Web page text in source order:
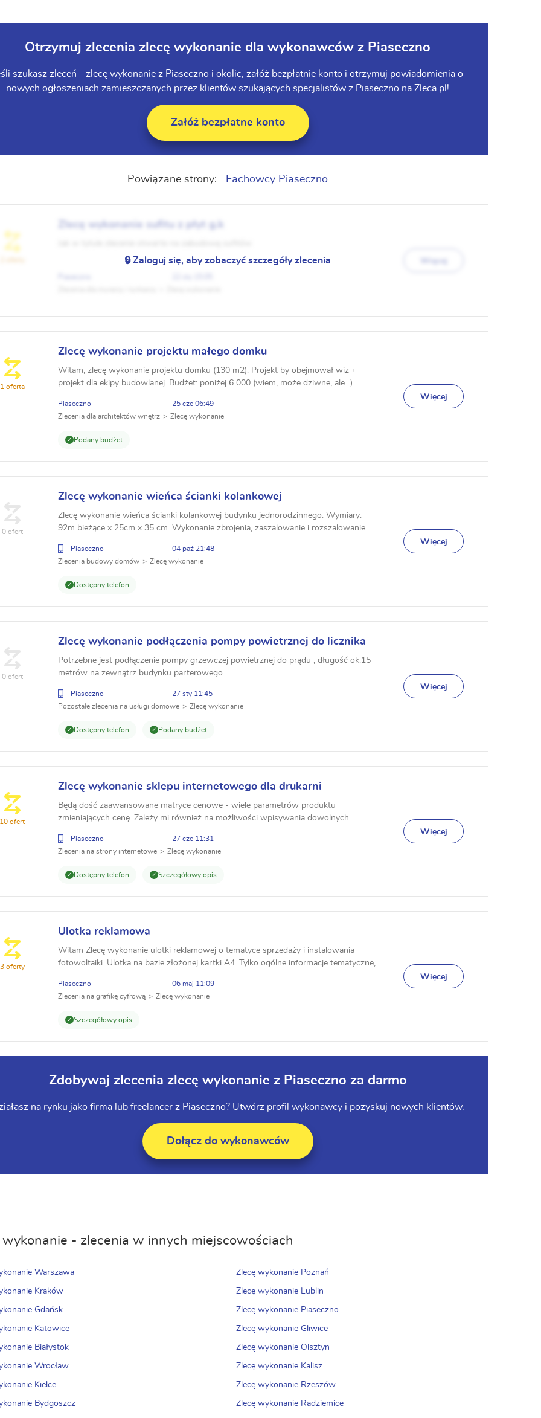
Otrzymuj zlecenia zlecę wykonanie dla wykonawców z Piaseczno
szukasz zleceń - zlecę wykonanie z Piaseczno i okolic, załóż bezpłatnie konto i otrzymuj powiadomienia o
nowych ogłoszeniach zamieszczanych przez klientów szukających specjalistów z Piaseczno na Zleca.pl!
Załóż bezpłatne konto
Powiązane strony: Fachowcy Piaseczno
Zlecę wykonanie sufitu z płyt g.k
🔒 Zaloguj się, aby zobaczyć szczegóły zlecenia
Zlecę wykonanie projektu małego domku
Witam, zlecę wykonanie projektu domku (130 m2). Projekt by obejmował wiz +
projekt dla ekipy budowlanej. Budżet: poniżej 6 000 (wiem, może dziwne, ale...)
Piaseczno
25 cze 06:49
Zlecenia dla architektów wnętrz
Zlecę wykonanie
Podany budżet
1 oferta
Więcej
Zlecę wykonanie wieńca ścianki kolankowej
Zlecę wykonanie wieńca ścianki kolankowej budynku jednorodzinnego. Wymiary:
92m bieżące x 25cm x 35 cm. Wykonanie zbrojenia, zaszalowanie i rozszalowanie
Piaseczno
04 paź 21:48
Zlecenia budowy domów
Zlecę wykonanie
Dostępny telefon
0 ofert
Więcej
Zlecę wykonanie podłączenia pompy powietrznej do licznika
Potrzebne jest podłączenie pompy grzewczej powietrznej do prądu , długość ok.15
metrów na zewnątrz budynku parterowego.
Piaseczno
27 sty 11:45
Pozostałe zlecenia na usługi domowe
Zlecę wykonanie
Dostępny telefon Podany budżet
0 ofert
Więcej
Zlecę wykonanie sklepu internetowego dla drukarni
Będą dość zaawansowane matryce cenowe - wiele parametrów produktu
zmieniających cenę. Zależy mi również na możliwości wpisywania dowolnych
Piaseczno
27 cze 11:31
Zlecenia na strony internetowe
Zlecę wykonanie
Dostępny telefon Szczegółowy opis
10 ofert
Więcej
Ulotka reklamowa
Witam Zlecę wykonanie ulotki reklamowej o tematyce sprzedaży i instalowania
fotowoltaiki. Ulotka na bazie złożonej kartki A4. Tylko ogólne informacje tematyczne,
Piaseczno
06 maj 11:09
Zlecenia na grafikę cyfrową
Zlecę wykonanie
Szczegółowy opis
3 oferty
Więcej
Zdobywaj zlecenia zlecę wykonanie z Piaseczno za darmo
na rynku jako firma lub freelancer z Piaseczno? Utwórz profil wykonawcy i pozyskuj nowych klientów.
Dołącz do wykonawców
wykonanie - zlecenia w innych miejscowościach
Warszawa
Kraków
Gdańsk
Katowice
Białystok
Wrocław
Kielce
Bydgoszcz
Zlecę wykonanie Poznań
Zlecę wykonanie Lublin
Zlecę wykonanie Piaseczno
Zlecę wykonanie Gliwice
Zlecę wykonanie Olsztyn
Zlecę wykonanie Kalisz
Zlecę wykonanie Rzeszów
Zlecę wykonanie Radziemice